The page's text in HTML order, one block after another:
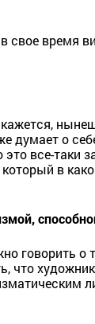
свое время
думает о
все-таки
в
говорить о
что